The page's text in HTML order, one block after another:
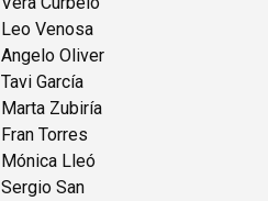
Leo Venosa
Angelo Oliver
Tavi García
Marta Zubiría
Fran Torres
Mónica Lleó
Sergio San